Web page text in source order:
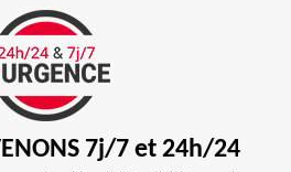
7j/7 et 24h/24